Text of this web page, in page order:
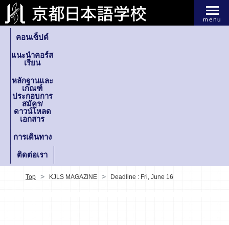
menu
คอนเซ็ปต์
แนะนำคอร์ส
เรียน
หลักฐานและ
เกณฑ์
ประกอบการ
สมัคร/
ดาวน์โหลด
เอกสาร
การเดินทาง
ติดต่อเรา
Top KJLS MAGAZINE Deadline : Fri, June 16